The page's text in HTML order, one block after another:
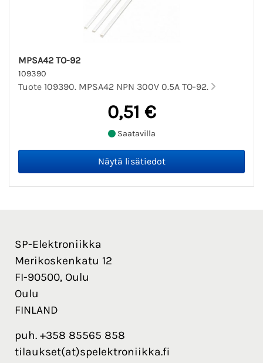
MPSA42 TO-92
109390
Tuote 109390. MPSA42 NPN 300V 0.5A TO-92.
0,51 €
Saatavilla
SP-Elektroniikka
Merikoskenkatu 12
FI-90500, Oulu
Oulu
FINLAND
puh. +358 85565 858
tilaukset(at)spelektroniikka.fi